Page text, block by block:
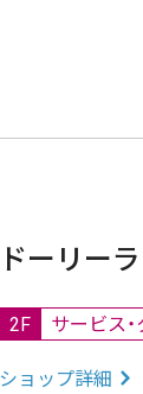
ドーリー
2F サービス
ショップ詳細